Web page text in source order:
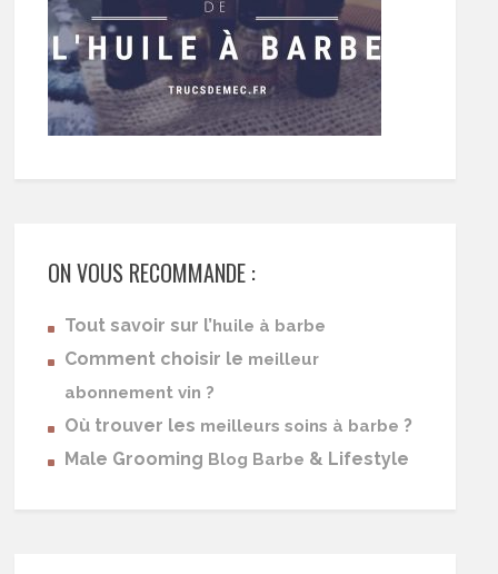
ON VOUS RECOMMANDE :
Tout savoir sur l’huile à barbe
Comment choisir le meilleur
abonnement vin ?
Où trouver les meilleurs soins à barbe ?
Male Grooming Blog Barbe & Lifestyle